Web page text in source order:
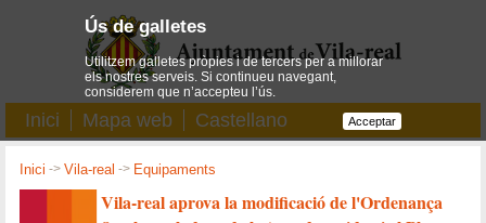
Inici Mapa web Castellano
Inici ->Vila-real -> Equipaments
Vila-real aprova la modificació de l'Ordenança
Ús de galletes
Utilitzem galletes pròpies i de tercers per a millorar
els nostres serveis. Si continueu navegant,
considerem que n’accepteu l’ús.
Acceptar